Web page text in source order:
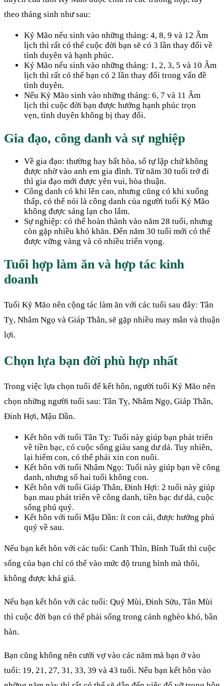
theo tháng sinh như sau:
Kỷ Mão nếu sinh vào những tháng: 4, 8, 9 và 12 Âm
lịch thì rất có thể cuộc đời bạn sẽ có 3 lần thay đổi về
tình duyên và hạnh phúc.
Kỷ Mão nếu sinh vào những tháng: 1, 2, 3, 5 và 10 Âm
lịch thì rất có thể bạn có 2 lần thay đổi trong vấn đề
tình duyên.
Nếu Kỷ Mão sinh vào những tháng: 6, 7 và 11 Âm
lịch thì cuộc đời bạn được hưởng hạnh phúc trọn
vẹn, tình duyên không bị thay đổi.
Gia đạo, công danh và sự nghiệp
Về gia đạo: thường hay bất hòa, số tự lập chứ không
được nhờ vào anh em gia đình. Từ năm 30 tuổi trở đi
thì gia đạo mới được yên vui, hòa thuận.
Công danh có khi lên cao, nhưng cũng có khi xuống
thấp, có thể nói là công danh của người tuổi Kỷ Mão
không được sáng lạn cho lắm.
Sự nghiệp: có thể hoàn thành vào năm 28 tuổi, nhưng
còn gặp nhiều khó khăn. Đến năm 30 tuổi mới có thể
được vững vàng và có nhiều triển vọng.
Tuổi hợp làm ăn và hợp tác kinh
doanh
Tuổi Kỷ Mão nên cộng tác làm ăn với các tuổi sau đây: Tân
Tỵ, Nhâm Ngọ và Giáp Thân, sẽ gặp nhiều may mắn và thuận
lợi.
Chọn lựa bạn đời phù hợp nhất
Trong việc lựa chọn tuổi để kết hôn, người tuổi Kỷ Mão nên
chọn những người tuổi sau: Tân Tỵ, Nhâm Ngọ, Giáp Thân,
Đinh Hợi, Mậu Dần.
Kết hôn với tuổi Tân Tỵ: Tuổi này giúp bạn phát triển
về tiền bạc, có cuộc sống giàu sang dư dả. Tuy nhiên,
lại hiếm con, có thể phải xin con nuôi.
Kết hôn với tuổi Nhâm Ngọ: Tuổi này giúp bạn về công
danh, nhưng số hai tuổi không con.
Kết hôn với tuổi Giáp Thân, Đinh Hợi: 2 tuổi này giúp
bạn mau phát triển về công danh, tiền bạc dư dả, cuộc
sống phú quý.
Kết hôn với tuổi Mậu Dần: ít con cái, được hưởng phú
quý về sau.
Nếu bạn kết hôn với các tuổi: Canh Thìn, Bính Tuất thì cuộc
sống của bạn chỉ có thể vào mức độ trung bình mà thôi,
không được khá giả.
Nếu bạn kết hôn với các tuổi: Quý Mùi, Đinh Sửu, Tân Mùi
thì cuộc đời bạn có thể phải sống trong cảnh nghèo khó, bần
hàn.
Bạn cũng không nên cưới vợ vào các năm mà bạn ở vào
tuổi: 19, 21, 27, 31, 33, 39 và 43 tuổi. Nếu bạn kết hôn vào